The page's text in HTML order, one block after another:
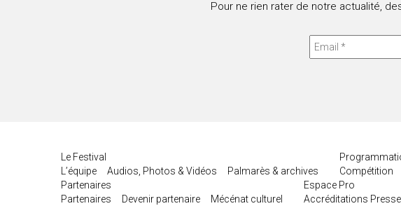
Pour ne rien rater de notre actualité,
Le Festival
L’équipe
Audios, Photos & Vidéos Palmarès & archives
Compétition
Partenaires
Partenaires
Devenir partenaire Mécénat culturel
Espace Pro
Accréditations Presse